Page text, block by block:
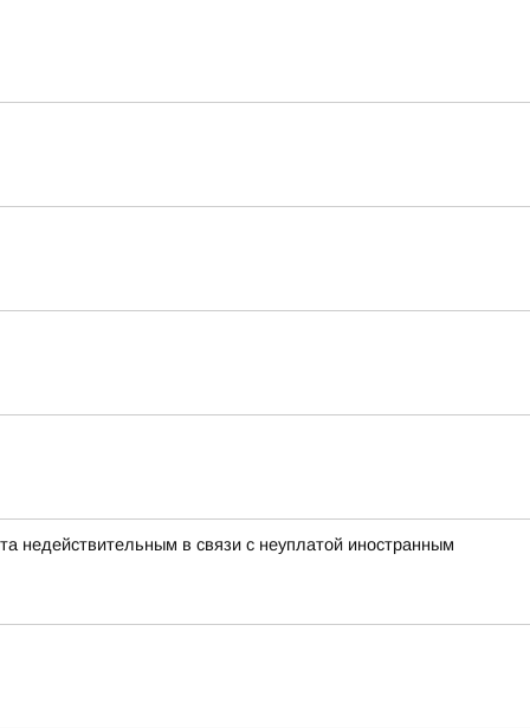
недействительным в связи с неуплатой иностранным